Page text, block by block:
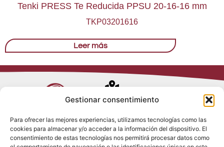
Gestionar consentimiento
Para ofrecer las mejores experiencias, utilizamos tecnologías como las
cookies para almacenar y/o acceder a la información del dispositivo. El
consentimiento de estas tecnologías nos permitirá procesar datos como
Tenki PRESS Te Reducida PPSU 20-16-16 mm
TKP03201616
Leer más
Avenida de
28017 Madrid
(España)
Política de
Privacidad